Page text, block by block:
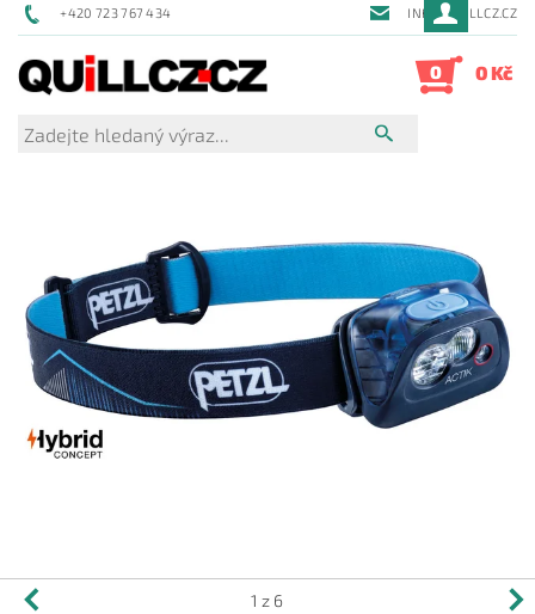
+420 723 767 434 INFO@QUILLCZ.CZ
0 0 Kč
1 z 6